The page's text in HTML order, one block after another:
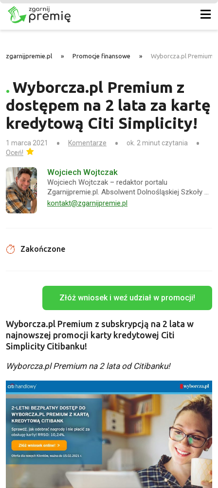
zgarnijpremie.pl » Promocje finansowe » Wyborcza.pl Premium
Wyborcza.pl Premium z
dostępem na 2 lata za kartę
kredytową Citi Simplicity!
1 marca 2021 Komentarze
ok. 2 minut czytania
Oceń!
Wojciech Wojtczak
Wojciech Wojtczak – redaktor portalu
Zgarnijpremie.pl. Absolwent Dolnośląskiej Szkoły …
kontakt@zgarnijpremie.pl
Zakończone
Złóż wniosek i weź udział w promocji!
Wyborcza.pl Premium z subskrypcją na 2 lata w
najnowszej promocji karty kredytowej Citi
Simplicity Citibanku!
Wyborcza.pl Premium na 2 lata od Citibanku!